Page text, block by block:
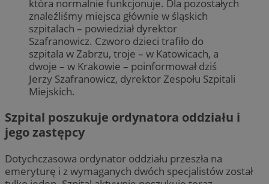
która normalnie funkcjonuje. Dla pozostałych
znaleźliśmy miejsca głównie w śląskich
szpitalach – powiedział dyrektor
Szafranowicz. Czworo dzieci trafiło do
szpitala w Zabrzu, troje – w Katowicach, a
dwoje – w Krakowie – poinformował dziś
Jerzy Szafranowicz, dyrektor Zespołu Szpitali
Miejskich.
Szpital poszukuje ordynatora oddziału i
jego zastępcy
Dotychczasowa ordynator oddziału przeszła na
emeryturę i z wymaganych dwóch specjalistów został